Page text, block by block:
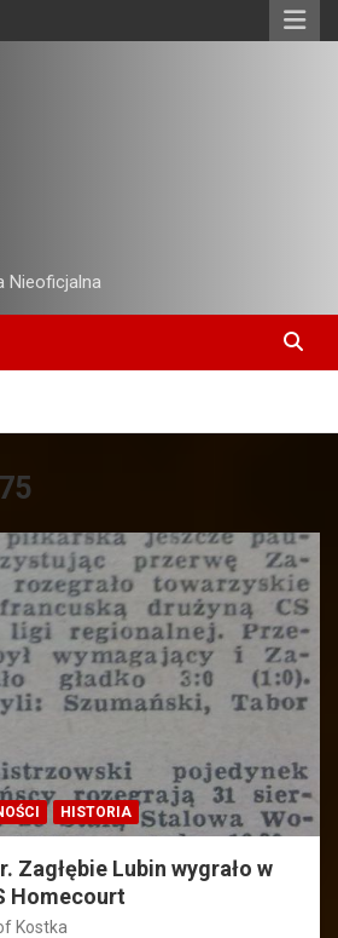
Nieoficjalna
HISTORIA
Zagłębie Lubin wygrało w
Homecourt
Kostka